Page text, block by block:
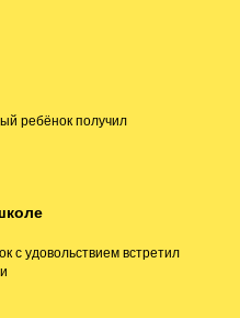
ребёнок получил
с удовольствием встретил